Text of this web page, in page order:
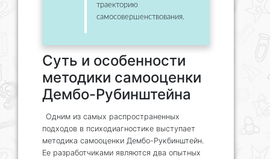
траекторию
самосовершенствования.
Суть и особенности
методики самооценки
Дембо-Рубинштейна
Одним из самых распространенных
подходов в психодиагностике выступает
методика самооценки Дембо-Рукбинштейн.
Ее разработчиками являются два опытных